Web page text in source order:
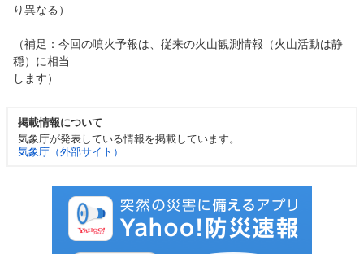
り異なる）
（補足：今回の噴火予報は、従来の火山観測情報（火山活動は静
穏）に相当
します）
掲載情報について
気象庁が発表している情報を掲載しています。
気象庁（外部サイト）